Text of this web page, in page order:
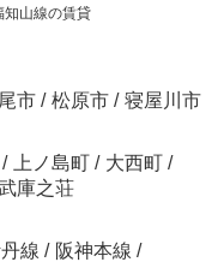
知山線の賃貸
市 / 松原市 / 寝屋川市
/ 上ノ島町 / 大西町 /
庫之荘
線 / 阪神本線 /